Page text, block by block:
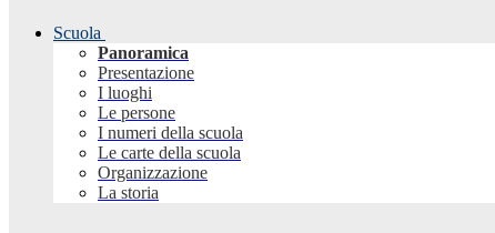
Scuola
Panoramica
Presentazione
I luoghi
Le persone
I numeri della scuola
Le carte della scuola
Organizzazione
La storia